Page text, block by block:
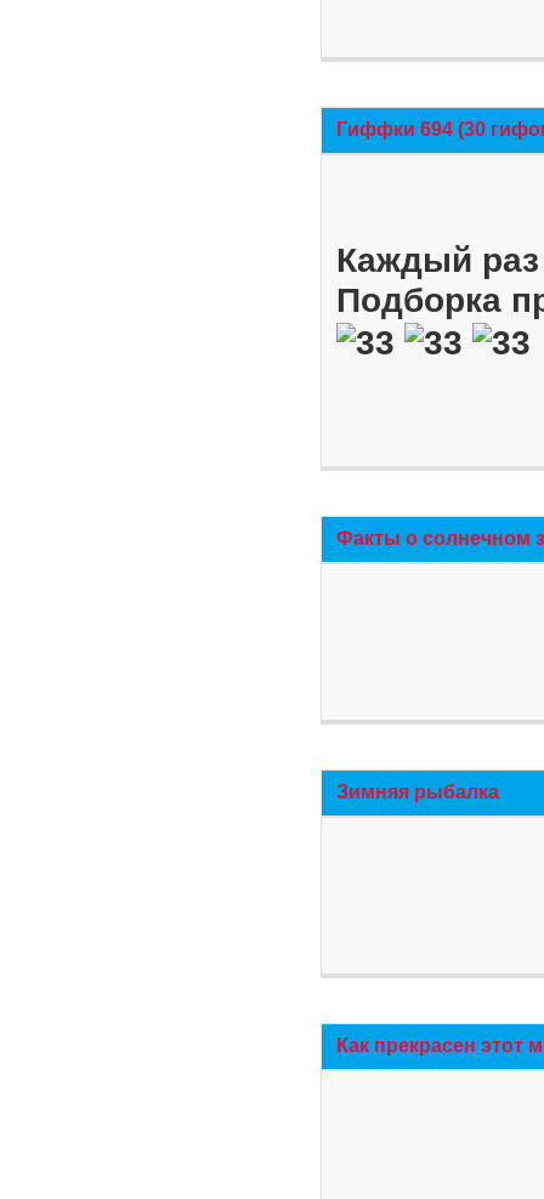
Гиффки 694 (30
Каждый
Подборка
Факты о солнечном
Зимняя рыбалка
Как прекрасен этот